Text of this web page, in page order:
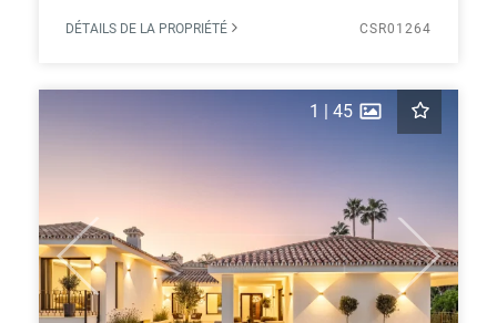
DÉTAILS DE LA PROPRIÉTÉ CSR01264
Previous Next
1 | 45